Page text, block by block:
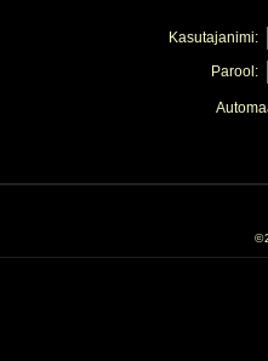
Kasutajanimi:
Parool:
©